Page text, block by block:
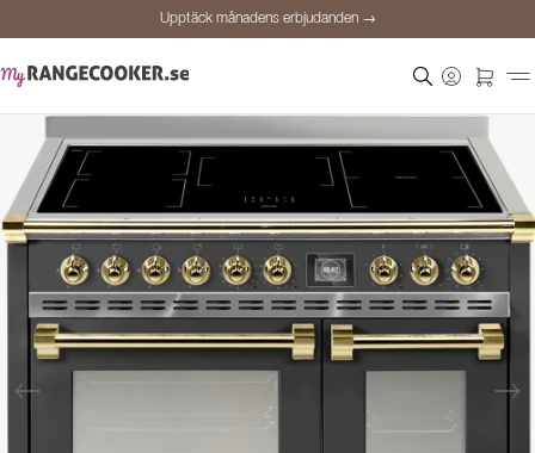
Upptäck månadens erbjudanden →
Personlig rådgivning
Upptäck månadens erbjudanden →